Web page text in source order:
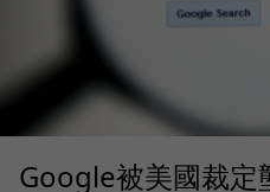
Google被美國裁定